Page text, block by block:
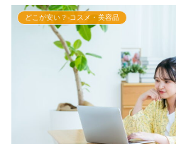
どこが安い？-コスメ・美容品